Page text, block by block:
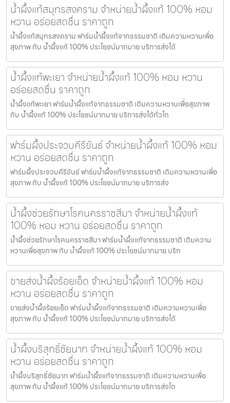
น้ำผึ้งแท้สมุทรสงคราม จำหน่ายน้ำผึ้งแท้ 100% หอม
หวาน อร่อยสดชื่น ราคาถูก
น้ำผึ้งแท้สมุทรสงคราม ฟาร์มน้ำผึ้งแท้จากธรรมชาติ เติมความหวานเพื่อ
สุขภาพ กับ น้ำผึ้งแท้ 100% ประโยชน์มากมาย บริการส่งได้
น้ำผึ้งแท้พะเยา จำหน่ายน้ำผึ้งแท้ 100% หอม หวาน
อร่อยสดชื่น ราคาถูก
น้ำผึ้งแท้พะเยา ฟาร์มน้ำผึ้งแท้จากธรรมชาติ เติมความหวานเพื่อสุขภาพ
กับ น้ำผึ้งแท้ 100% ประโยชน์มากมาย บริการส่งได้ทั่วไท
ฟาร์มผึ้งประจวบคีรีขันธ์ จำหน่ายน้ำผึ้งแท้ 100% หอม
หวาน อร่อยสดชื่น ราคาถูก
ฟาร์มผึ้งประจวบคีรีขันธ์ ฟาร์มน้ำผึ้งแท้จากธรรมชาติ เติมความหวานเพื่อ
สุขภาพ กับ น้ำผึ้งแท้ 100% ประโยชน์มากมาย บริการส่ง
น้ำผึ้งช่วยรักษาโรคนครราชสีมา จำหน่ายน้ำผึ้งแท้
100% หอม หวาน อร่อยสดชื่น ราคาถูก
น้ำผึ้งช่วยรักษาโรคนครราชสีมา ฟาร์มน้ำผึ้งแท้จากธรรมชาติ เติมความ
หวานเพื่อสุขภาพ กับ น้ำผึ้งแท้ 100% ประโยชน์มากมาย บริก
ขายส่งน้ำผึ้งร้อยเอ็ด จำหน่ายน้ำผึ้งแท้ 100% หอม
หวาน อร่อยสดชื่น ราคาถูก
ขายส่งน้ำผึ้งร้อยเอ็ด ฟาร์มน้ำผึ้งแท้จากธรรมชาติ เติมความหวานเพื่อ
สุขภาพ กับ น้ำผึ้งแท้ 100% ประโยชน์มากมาย บริการส่งได้
น้ำผึ้งบริสุทธิ์ชัยนาท จำหน่ายน้ำผึ้งแท้ 100% หอม
หวาน อร่อยสดชื่น ราคาถูก
น้ำผึ้งบริสุทธิ์ชัยนาท ฟาร์มน้ำผึ้งแท้จากธรรมชาติ เติมความหวานเพื่อ
สุขภาพ กับ น้ำผึ้งแท้ 100% ประโยชน์มากมาย บริการส่งได